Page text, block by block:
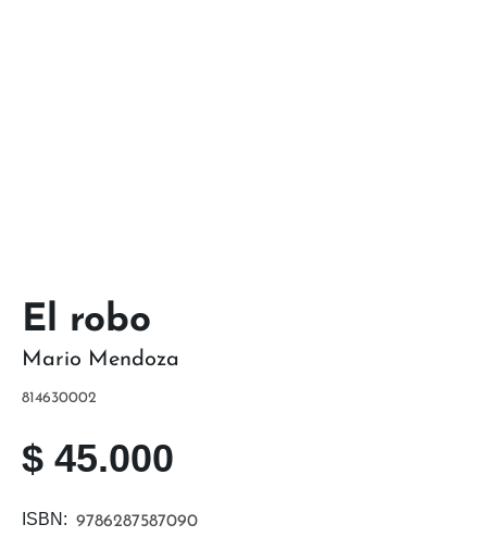
ISBN: 9786287587090
$ 45.000
814630002
Mario Mendoza
El robo